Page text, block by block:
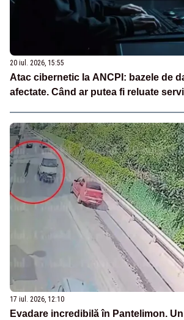
20 iul. 2026, 15:55
Atac cibernetic la ANCPI: bazele de
afectate. Când ar putea fi reluate
17 iul. 2026, 12:10
Evadare incredibilă în Pantelimon.